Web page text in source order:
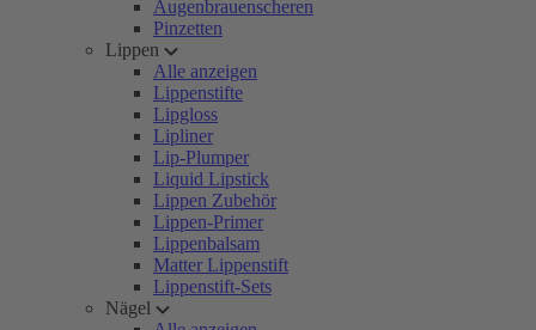
Augenbrauenscheren
Pinzetten
Lippen
Alle anzeigen
Lippenstifte
Lipgloss
Lipliner
Lip-Plumper
Liquid Lipstick
Lippen Zubehör
Lippen-Primer
Lippenbalsam
Matter Lippenstift
Lippenstift-Sets
Nägel